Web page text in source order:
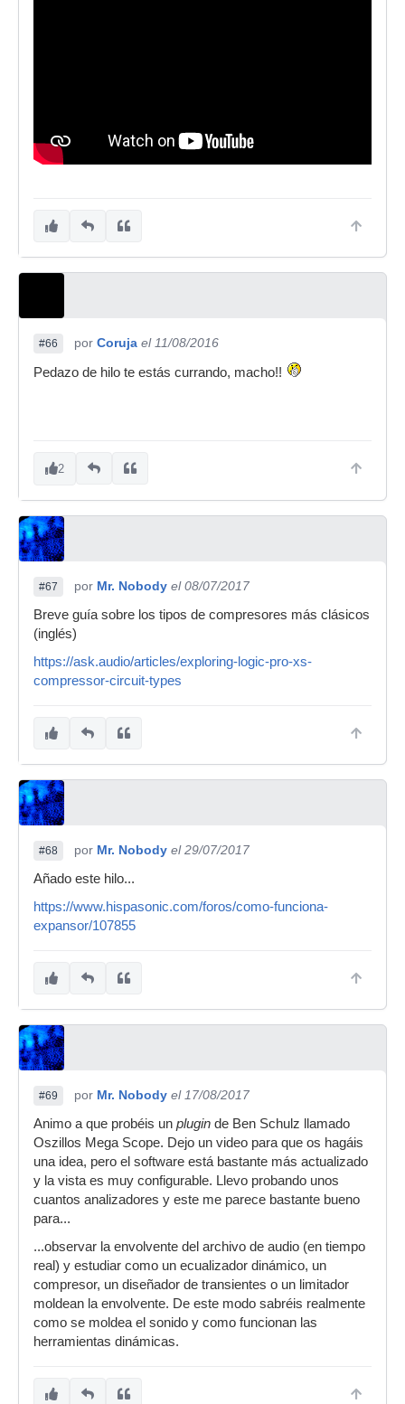
#66 por Coruja el 11/08/2016
Pedazo de hilo te estás currando, macho!!
2
#67 por Mr. Nobody el 08/07/2017
Breve guía sobre los tipos de compresores más clásicos
(inglés)
https://ask.audio/articles/exploring-logic-pro-xs-
compressor-circuit-types
#68 por Mr. Nobody el 29/07/2017
Añado este hilo...
https://www.hispasonic.com/foros/como-funciona-
expansor/107855
#69 por Mr. Nobody el 17/08/2017
Animo a que probéis un plugin de Ben Schulz llamado
Oszillos Mega Scope. Dejo un video para que os hagáis
una idea, pero el software está bastante más actualizado
y la vista es muy configurable. Llevo probando unos
cuantos analizadores y este me parece bastante bueno
para...
...observar la envolvente del archivo de audio (en tiempo
real) y estudiar como un ecualizador dinámico, un
compresor, un diseñador de transientes o un limitador
moldean la envolvente. De este modo sabréis realmente
como se moldea el sonido y como funcionan las
herramientas dinámicas.